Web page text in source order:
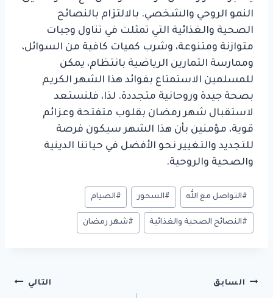
النمو الروحي والشخصي. بالالتزام بالنصائح
الصحية والغذائية التي تمثلت في تناول وجبات
متوازنة ومتنوعة، وشرب كميات كافية من السوائل،
وممارسة التمارين الرياضية بانتظام، يمكن
للمسلمين الاستمتاع بفوائد هذا الشهر الكريم
بصحة جيدة وروحانية متجددة. لذا، فلنستعد
لاستقبال شهر رمضان بقلوب متفتحة وعزائم
قوية، مؤمنين بأن هذا الشهر سيكون فرصة
للتجديد والتغيير نحو الأفضل في حياتنا الدينية
والصحية والروحية.
وسوم
المقال:
#التواصل مع الله #السحور #الصيام
#النصائح الصحية والغذائية #شهر رمضان
تصفّح
السابق التالي